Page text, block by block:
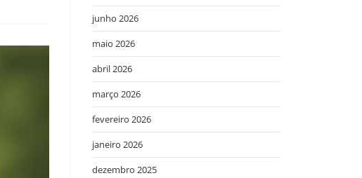
junho 2026
maio 2026
abril 2026
março 2026
fevereiro 2026
janeiro 2026
dezembro 2025